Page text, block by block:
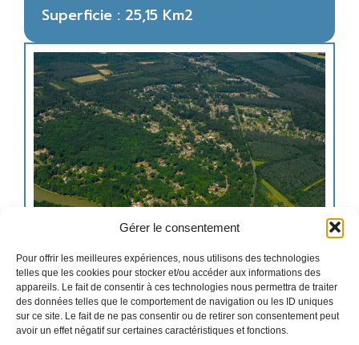
Gérer le consentement
Pour offrir les meilleures expériences, nous utilisons des technologies
telles que les cookies pour stocker et/ou accéder aux informations des
appareils. Le fait de consentir à ces technologies nous permettra de traiter
des données telles que le comportement de navigation ou les ID uniques
sur ce site. Le fait de ne pas consentir ou de retirer son consentement peut
avoir un effet négatif sur certaines caractéristiques et fonctions.
Superficie : 25,15 Km2